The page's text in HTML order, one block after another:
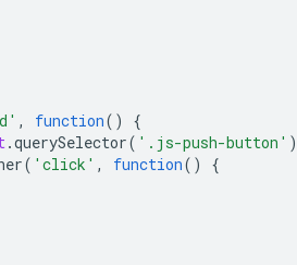
, function()
{
.querySelector( '.js-push-button'
( 'click' , function()
{